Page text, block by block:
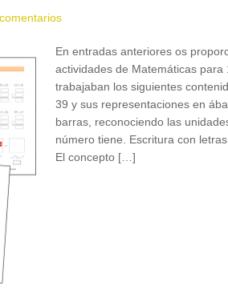
En entradas anteriores os
actividades de Matemáticas para
trabajaban los siguientes
39 y sus representaciones en
barras, reconociendo las
número tiene. Escritura con
El concepto […]